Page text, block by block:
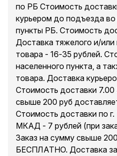
по РБ Стоимость
курьером до подъезда во
пункты РБ. Стоимость
Доставка тяжелого и/или
товара - 16-35 рублей.
населенного пункта, а
товара. Доставка
Стоимость доставки 7.00
свыше 200 руб
Стоимость доставки по
МКАД - 7 рублей (при
Заказ на сумму свыше
БЕСПЛАТНО. Доставка за